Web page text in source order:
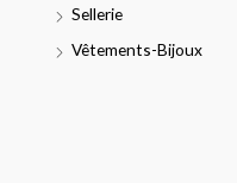
Sellerie
Vêtements-Bijoux